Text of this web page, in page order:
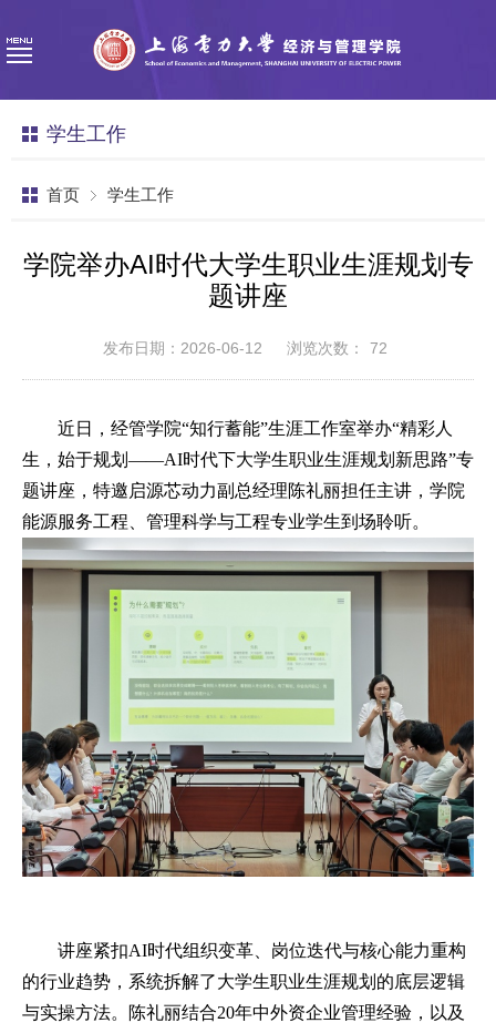
学生工作
首页 学生工作
学院举办AI时代大学生职业生涯规划专
题讲座
发布日期：2026-06-12 浏览次数： 72
近日，经管学院“知行蓄能”生涯工作室举办“精彩人
生，始于规划——AI时代下大学生职业生涯规划新思路”专
题讲座，特邀启源芯动力副总经理陈礼丽担任主讲，学院
能源服务工程、管理科学与工程专业学生到场聆听。
讲座紧扣AI时代组织变革、岗位迭代与核心能力重构
的行业趋势，系统拆解了大学生职业生涯规划的底层逻辑
与实操方法。陈礼丽结合20年中外资企业管理经验，以及